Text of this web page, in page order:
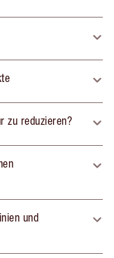
zu reduzieren?
und